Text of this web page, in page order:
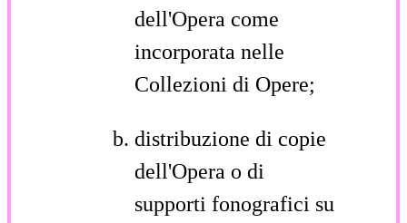
dell'Opera come
incorporata nelle
Collezioni di Opere;
distribuzione di copie
dell'Opera o di
supporti fonografici su